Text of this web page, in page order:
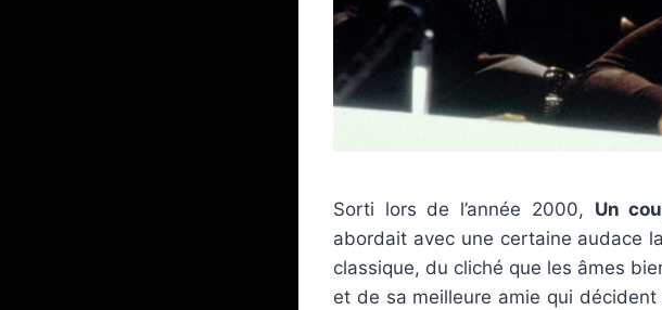
Sorti lors de l’année 2000, Un
abordait avec une certaine audace
classique, du cliché que les âmes
et de sa meilleure amie qui